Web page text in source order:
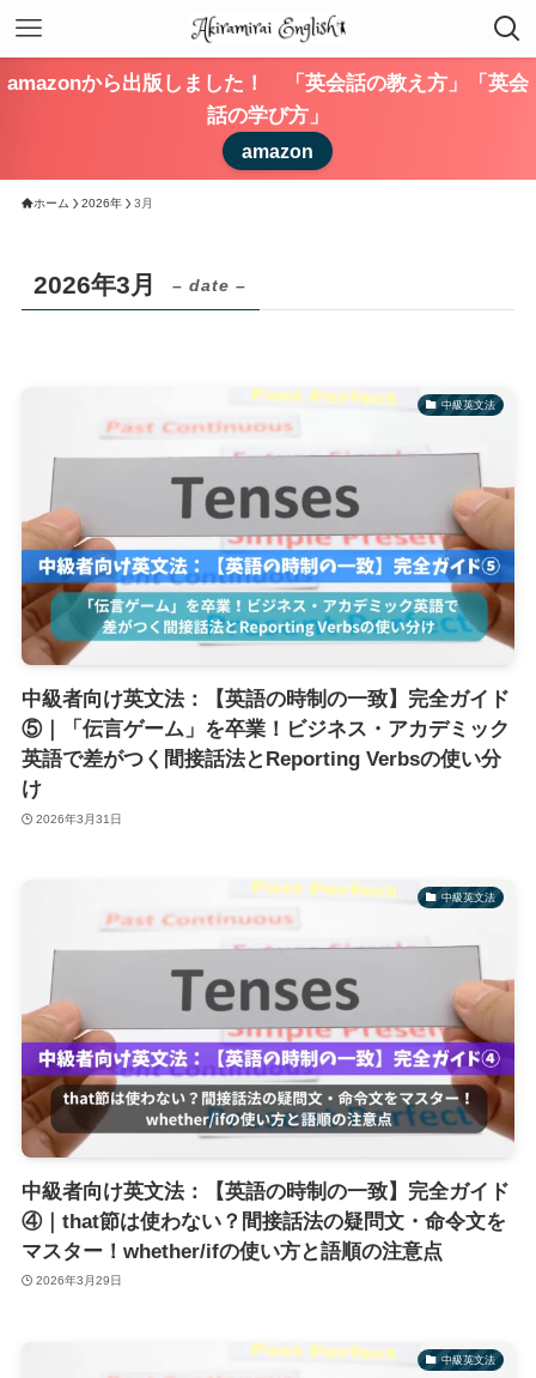
amazonから出版しました！ 「英会話の教え方」「英会
話の学び方」
amazon
ホーム 2026年 3月
2026年3月 – date –
中級英文法
中級者向け英文法：【英語の時制の一致】完全ガイド
⑤｜「伝言ゲーム」を卒業！ビジネス・アカデミック
英語で差がつく間接話法とReporting Verbsの使い分
け
2026年3月31日
中級英文法
中級者向け英文法：【英語の時制の一致】完全ガイド
④｜that節は使わない？間接話法の疑問文・命令文を
マスター！whether/ifの使い方と語順の注意点
2026年3月29日
中級英文法